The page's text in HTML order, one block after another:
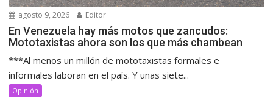
agosto 9, 2026 Editor
En Venezuela hay más motos que zancudos:
Mototaxistas ahora son los que más chambean
***Al menos un millón de mototaxistas formales e
informales laboran en el país. Y unas siete...
Opinión